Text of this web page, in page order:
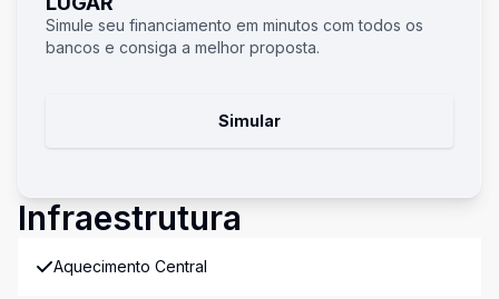
Simule seu financiamento em minutos com todos os
bancos e consiga a melhor proposta.
Simular
Infraestrutura
Aquecimento Central